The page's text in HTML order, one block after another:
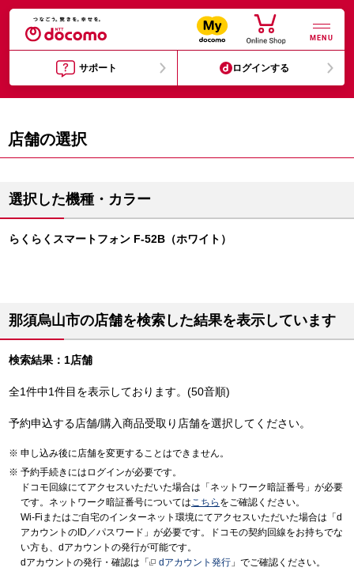
MENU
サポート ログインする
店舗の選択
選択した機種・カラー
らくらくスマートフォン F-52B（ホワイト）
那須烏山市の店舗を検索した結果を表示しています
検索結果：1店舗
全1件中1件目を表示しております。(50音順)
予約申込する店舗/購入商品受取り店舗を選択してください。
申し込み後に店舗を変更することはできません。
予約手続きにはログインが必要です。
ドコモ回線にてアクセスいただいた場合は「ネットワーク暗証番号」が必要
です。ネットワーク暗証番号についてはこちら をご確認ください。
Wi-Fiまたはご自宅のインターネット環境にてアクセスいただいた場合は「d
アカウントのID／パスワード」が必要です。ドコモの契約回線をお持ちでな
い方も、dアカウントの発行が可能です。
dアカウントの発行・確認は「
dアカウント発行 」でご確認ください。